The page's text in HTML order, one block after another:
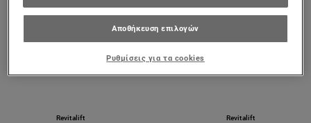
Revitalift Revitalift
Αποθήκευση επιλογών
Ρυθμίσεις για τα cookies